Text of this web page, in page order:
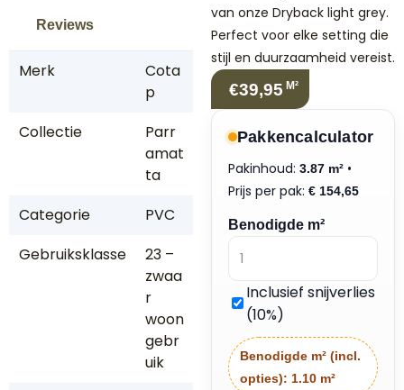
Reviews
Merk
Cota
p
Collectie
Parr
amat
ta
Categorie
PVC
Gebruiksklasse
23 –
zwaa
r
woon
gebr
uik
van onze Dryback light grey.
Perfect voor elke setting die
stijl en duurzaamheid vereist.
€39,95 M²
Pakkencalculator
Pakinhoud: 3.87 m² •
Prijs per pak: € 154,65
Benodigde m²
Inclusief snijverlies
(10%)
Benodigde m² (incl.
opties): 1.10 m²